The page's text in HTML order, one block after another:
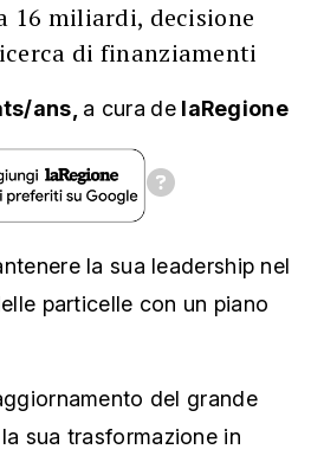
16 miliardi, decisione
di finanziamenti
ans, a cura de laRegione
la sua leadership nel
particelle con un piano
del grande
sua trasformazione in